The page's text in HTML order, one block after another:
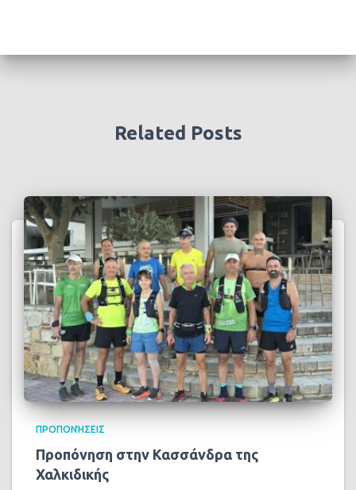
Related Posts
ΠΡΟΠΟΝΉΣΕΙΣ
Προπόνηση στην Κασσάνδρα της
Χαλκιδικής